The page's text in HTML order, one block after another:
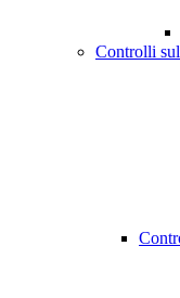
Controlli